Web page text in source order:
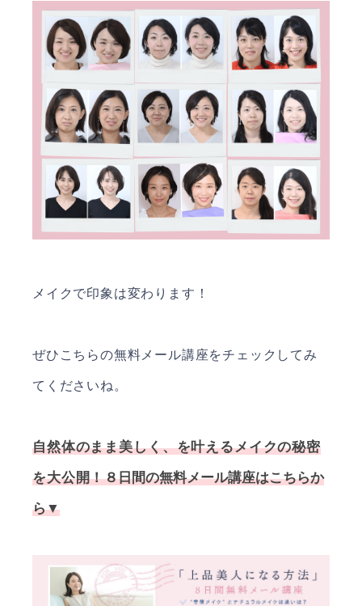
メイクで印象は変わります！
ぜひこちらの無料メール講座をチェックしてみ
てくださいね。
自然体のまま美しく、を叶えるメイクの秘密
を大公開！８日間の無料メール講座はこちらか
ら▼